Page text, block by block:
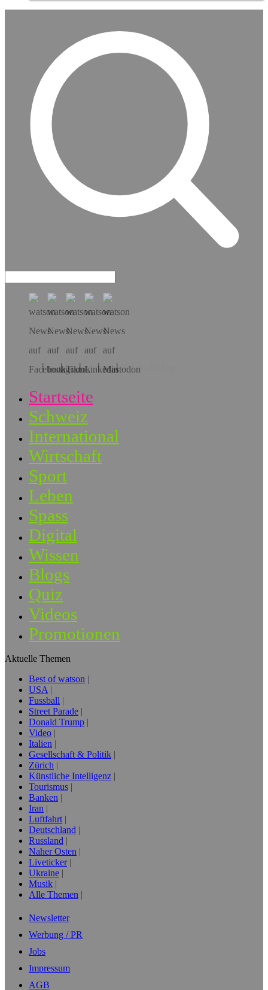
Hol dir die App!
Startseite
Schweiz
International
Wirtschaft
Sport
Leben
Spass
Digital
Wissen
Blogs
Quiz
Videos
Promotionen
Aktuelle Themen
Best of watson
USA
Fussball
Street Parade
Donald Trump
Video
Italien
Gesellschaft & Politik
Zürich
Künstliche Intelligenz
Tourismus
Banken
Iran
Luftfahrt
Deutschland
Russland
Naher Osten
Liveticker
Ukraine
Musik
Alle Themen
Newsletter
Werbung / PR
Jobs
Impressum
AGB